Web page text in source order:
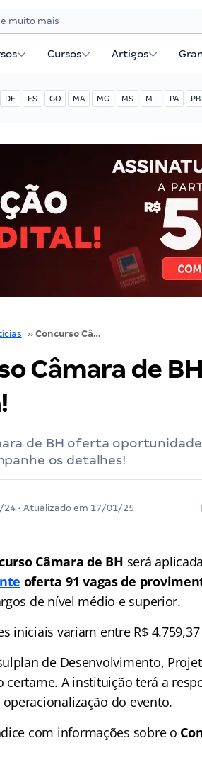
Cursos Artigos
DF ES GO MA MG MS MT PA PB
›› Concurso Câmara de BH: Provas dia 28/04! Confira!
Câmara de
de BH oferta
os detalhes!
24• Atualizado em 17/01/25
Câmara de BH será
oferta 91 vagas de
de nível médio e superior.
iniciais variam entre R$ 4.759,37
de Desenvolvimento,
certame. A instituição terá a
do evento.
com informações sobre o